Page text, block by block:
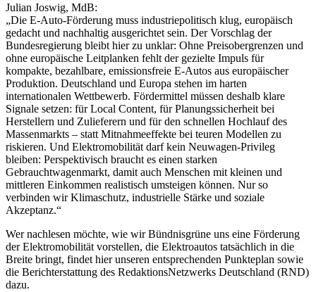
Julian Joswig, MdB:
„Die E-Auto-Förderung muss industriepolitisch klug, europäisch
gedacht und nachhaltig ausgerichtet sein. Der Vorschlag der
Bundesregierung bleibt hier zu unklar: Ohne Preisobergrenzen und
ohne europäische Leitplanken fehlt der gezielte Impuls für
kompakte, bezahlbare, emissionsfreie E-Autos aus europäischer
Produktion. Deutschland und Europa stehen im harten
internationalen Wettbewerb. Fördermittel müssen deshalb klare
Signale setzen: für Local Content, für Planungssicherheit bei
Herstellern und Zulieferern und für den schnellen Hochlauf des
Massenmarkts – statt Mitnahmeeffekte bei teuren Modellen zu
riskieren. Und Elektromobilität darf kein Neuwagen-Privileg
bleiben: Perspektivisch braucht es einen starken
Gebrauchtwagenmarkt, damit auch Menschen mit kleinen und
mittleren Einkommen realistisch umsteigen können. Nur so
verbinden wir Klimaschutz, industrielle Stärke und soziale
Akzeptanz.“
Wer nachlesen möchte, wie wir Bündnisgrüne uns eine Förderung
der Elektromobilität vorstellen, die Elektroautos tatsächlich in die
Breite bringt, findet hier unseren entsprechenden Punkteplan sowie
die Berichterstattung des RedaktionsNetzwerks Deutschland (RND)
dazu.